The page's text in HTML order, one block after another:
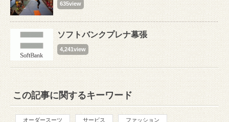
635view
ソフトバンクプレナ幕張
4,241view
この記事に関するキーワード
オーダースーツ サービス ファッション